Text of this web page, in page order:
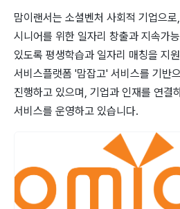
맘이랜서는 소셜벤처 사회적 기업으
시니어를 위한 일자리 창출과 지속가
있도록 평생학습과 일자리 매칭을 지
서비스플랫폼 '맘잡고' 서비스를 기반
진행하고 있으며, 기업과 인재를 연결
서비스를 운영하고 있습니다.